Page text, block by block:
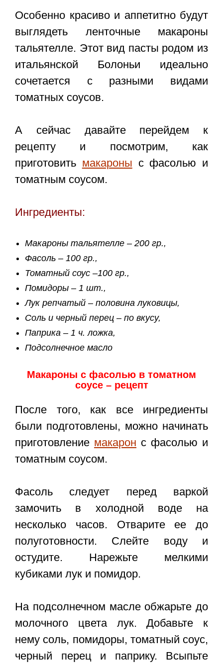
Особенно красиво и аппетитно будут
выглядеть ленточные макароны
тальятелле. Этот вид пасты родом из
итальянской Болоньи идеально
сочетается с разными видами
томатных соусов.
А сейчас давайте перейдем к
рецепту и посмотрим, как
приготовить макароны с фасолью и
томатным соусом.
Ингредиенты:
Макароны тальятелле – 200 гр.,
Фасоль – 100 гр.,
Томатный соус –100 гр.,
Помидоры – 1 шт.,
Лук репчатый – половина луковицы,
Соль и черный перец – по вкусу,
Паприка – 1 ч. ложка,
Подсолнечное масло
Макароны с фасолью в томатном
соусе – рецепт
После того, как все ингредиенты
были подготовлены, можно начинать
приготовление макарон с фасолью и
томатным соусом.
Фасоль следует перед варкой
замочить в холодной воде на
несколько часов. Отварите ее до
полуготовности. Слейте воду и
остудите. Нарежьте мелкими
кубиками лук и помидор.
На подсолнечном масле обжарьте до
молочного цвета лук. Добавьте к
нему соль, помидоры, томатный соус,
черный перец и паприку. Всыпьте